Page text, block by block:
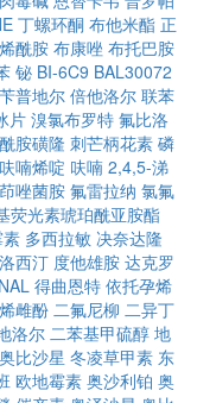
丁螺环酮 布他米酯 正
酰胺 布康唑 布托巴胺
铋 BI-6C9 BAL30072
苄普地尔 倍他洛尔 联苯
片 溴氯布罗特 氟比洛
胺磺隆 刺芒柄花素 磷
呋喃烯啶 呋喃 2,4,5-涕
唑菌胺 氟雷拉纳 氯氟
荧光素琥珀酰亚胺酯
多西拉敏 决奈达隆
西汀 度他雄胺 达克罗
得曲恩特 依托孕烯
雌酚 二氟尼柳 二异丁
洛尔 二苯基甲硫醇 地
奥比沙星 冬凌草甲素 东
欧地霉素 奥沙利铂 奥